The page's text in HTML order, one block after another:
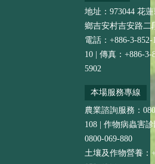
地址：973044 花
鄉吉安村吉安路二
電話：+886-3-852-
10 | 傳真：+886-3-
5902
本場服務專線
農業諮詢服務：
108 | 作物病蟲害
0800-069-880
土壤及作物營養：